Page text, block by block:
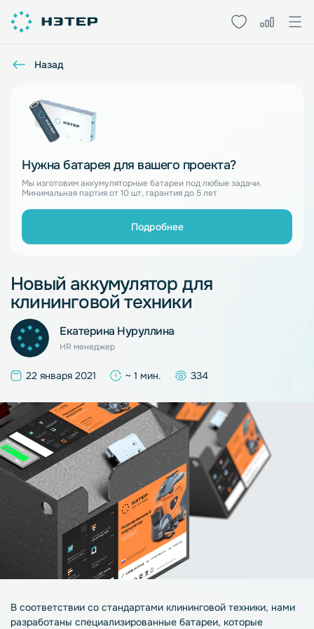
Назад
Нужна батарея для вашего проекта?
Мы изготовим аккумуляторные батареи под любые задачи.
Минимальная партия от 10 шт, гарантия до 5 лет
Подробнее
Новый аккумулятор для
клининговой техники
Екатерина Нуруллина
HR менеджер
22 января 2021 ~ 1 мин. 334
В соответствии со стандартами клининговой техники, нами
разработаны специализированные батареи, которые